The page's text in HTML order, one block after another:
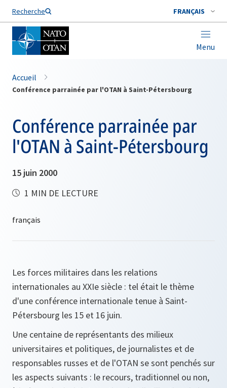
Recherche FRANÇAIS
Menu
Nom de famille*
Accueil
Conférence parrainée par l'OTAN à Saint-Pétersbourg
Conférence parrainée par
l'OTAN à Saint-Pétersbourg
15 juin 2000
1 MIN DE LECTURE
Les forces militaires dans les relations
internationales au XXIe siècle : tel était le thème
d'une conférence internationale tenue à Saint-
Pétersbourg les 15 et 16 juin.
Une centaine de représentants des milieux
universitaires et politiques, de journalistes et de
responsables russes et de l'OTAN se sont penchés sur
les aspects suivants : le recours, traditionnel ou non,